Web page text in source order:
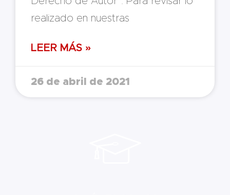
realizado en nuestras
LEER MÁS »
26 de abril de 2021